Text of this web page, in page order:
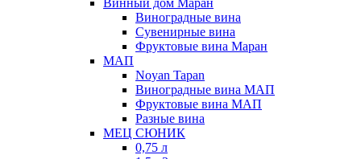
Винный дом Маран
Виноградные вина
Сувенирные вина
Фруктовые вина Маран
МАП
Noyan Tapan
Виноградные вина МАП
Фруктовые вина МАП
Разные вина
МЕЦ СЮНИК
0,75 л